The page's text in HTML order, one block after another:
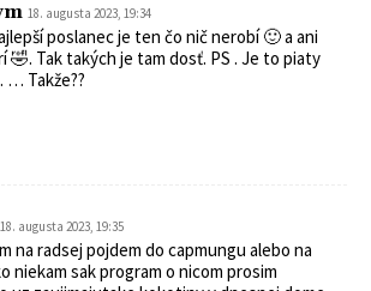
18. augusta 2023, 19:34
poslanec je ten čo nič nerobí 🙂 a ani
🤣. Tak takých je tam dosť. PS . Je to piaty
Takže??
18. augusta 2023, 19:35
na radsej pojdem do capmungu alebo na
niekam sak program o nicom prosim